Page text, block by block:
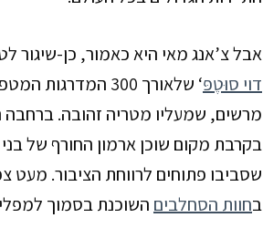
אבל צ’אנג מאי היא כאמור, כן-שיגור
דוי סוּטֶפּ‘ שלאורך 300 המדרגות
מרשים, שמעליו מטריה זהובה.
בקרבת מקום שוכן ארמון החורף של
שסביבו פתוחים לרווחת הציבור. מעט
בחוות הסחלבים השוכנת בסמוך